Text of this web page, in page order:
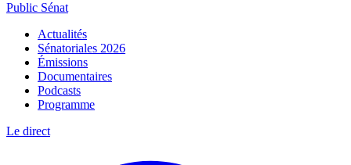
Public Sénat
Actualités
Sénatoriales 2026
Émissions
Documentaires
Podcasts
Programme
Le direct